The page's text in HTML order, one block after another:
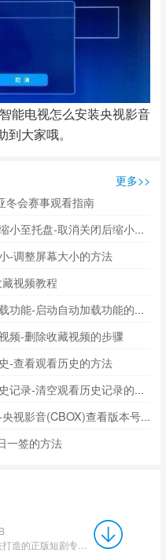
能电视怎么安装央视影音
大家哦。
更多>>
冬会赛事观看指南
央视影音(CBOX)如何取消关闭后缩小至托盘-取消关闭后缩小至托盘的方法
-调整屏幕大小的方法
视频教程
央视影音(CBOX)如何启动自动加载功能-启动自动加载功能的方法
频-删除收藏视频的步骤
-查看观看历史的方法
央视影音(CBOX)如何清空观看历史记录-清空观看历史记录的方法
央视影音(CBOX)如何查看版本号-央视影音(CBOX)查看版本号的方法
一签的方法
河马剧场是北京点众快看科技打造的正版短剧专属观影APP，适配安卓、iOS移动端，储备上万部短剧覆盖38类题...